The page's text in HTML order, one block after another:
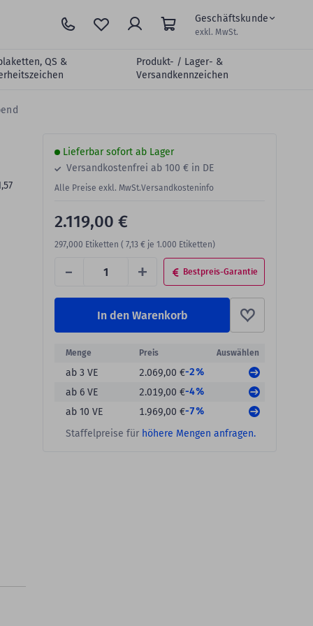
Geschäftskunde
exkl. MwSt.
QS &
Produkt- / Lager- &
Versandkennzeichen
Lieferbar sofort ab Lager
Versandkostenfrei ab 100 € in DE
Alle Preise exkl. MwSt.Versandkosteninfo
- + Bestpreis-Garantie
2.119,00 €
297,000 Etiketten ( 7,13 € je 1.000 Etiketten)
In den Warenkorb
Menge Preis Auswählen
ab 3 VE 2.069,00 €-2%
ab 6 VE
2.019,00 €-4%
ab 10 VE
1.969,00 €-7%
Staffelpreise für höhere Mengen anfragen.